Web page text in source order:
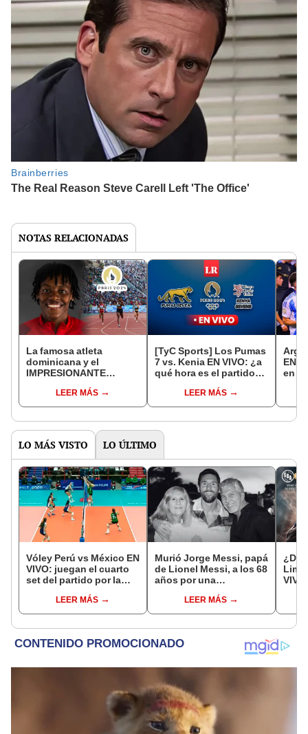
NOTAS RELACIONADAS
La famosa atleta
dominicana y el
IMPRESIONANTE
romper en París 2024
LEER MÁS
[TyC Sports] Los Pumas
7 vs. Kenia EN VIVO: ¿a
qué hora es el partido
Juegos Olímpicos
2024?
LEER MÁS
EN
en
LO MÁS VISTO LO ÚLTIMO
Vóley Perú vs México EN
VIVO: juegan el cuarto
set del partido por la
17 2026LEER MÁS
Murió Jorge Messi, papá
de Lionel Messi, a los 68
años por una
LEER MÁS
Lima